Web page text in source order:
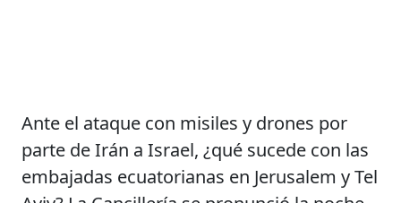
Ante el ataque con misiles y drones por
parte de Irán a Israel, ¿qué sucede con las
embajadas ecuatorianas en Jerusalem y Tel